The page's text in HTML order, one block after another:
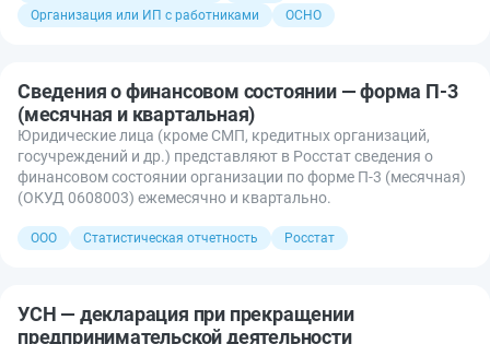
Организация или ИП с работниками
ОСНО
Сведения о финансовом состоянии — форма П-3
(месячная и квартальная)
Юридические лица (кроме СМП, кредитных организаций,
госучреждений и др.) представляют в Росстат сведения о
финансовом состоянии организации по форме П-3 (месячная)
(ОКУД 0608003) ежемесячно и квартально.
ООО Статистическая отчетность Росстат
УСН — декларация при прекращении
предпринимательской деятельности